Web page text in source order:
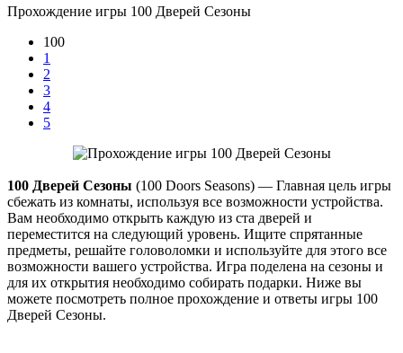
Прохождение игры 100 Дверей Сезоны
100
1
2
3
4
5
100 Дверей Сезоны (100 Doors Seasons) — Главная цель игры
сбежать из комнаты, используя все возможности устройства.
Вам необходимо открыть каждую из ста дверей и
переместится на следующий уровень. Ищите спрятанные
предметы, решайте головоломки и используйте для этого все
возможности вашего устройства. Игра поделена на сезоны и
для их открытия необходимо собирать подарки. Ниже вы
можете посмотреть полное прохождение и ответы игры 100
Дверей Сезоны.